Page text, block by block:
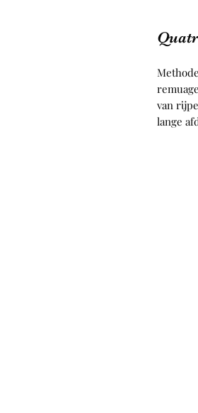
van
lange